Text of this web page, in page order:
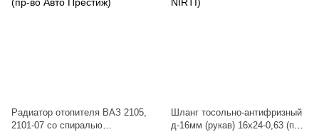
Радиатор отопителя ВАЗ 2105,
2101-07 со спиралью
Шланг тосольно-антифризный
д-16мм (рукав) 16х24-0,63 (пр-